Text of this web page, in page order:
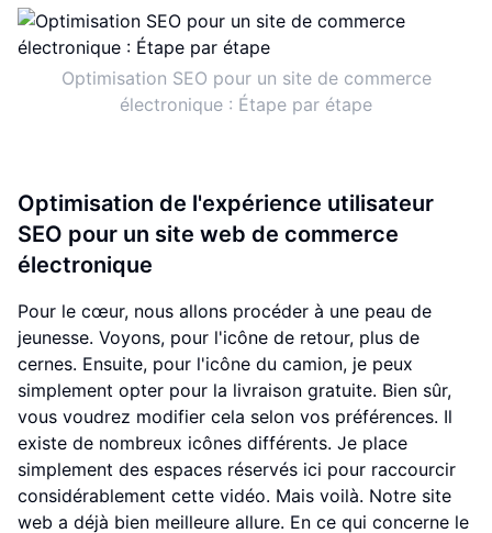
Optimisation SEO pour un site de commerce
électronique : Étape par étape
Optimisation de l'expérience utilisateur
SEO pour un site web de commerce
électronique
Pour le cœur, nous allons procéder à une peau de
jeunesse. Voyons, pour l'icône de retour, plus de
cernes. Ensuite, pour l'icône du camion, je peux
simplement opter pour la livraison gratuite. Bien sûr,
vous voudrez modifier cela selon vos préférences. Il
existe de nombreux icônes différents. Je place
simplement des espaces réservés ici pour raccourcir
considérablement cette vidéo. Mais voilà. Notre site
web a déjà bien meilleure allure. En ce qui concerne le